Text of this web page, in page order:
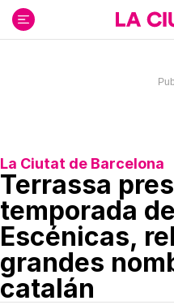
contenido
La Ciutat de Barcelona
Terrassa
temporada
Escénicas,
grandes
catalán